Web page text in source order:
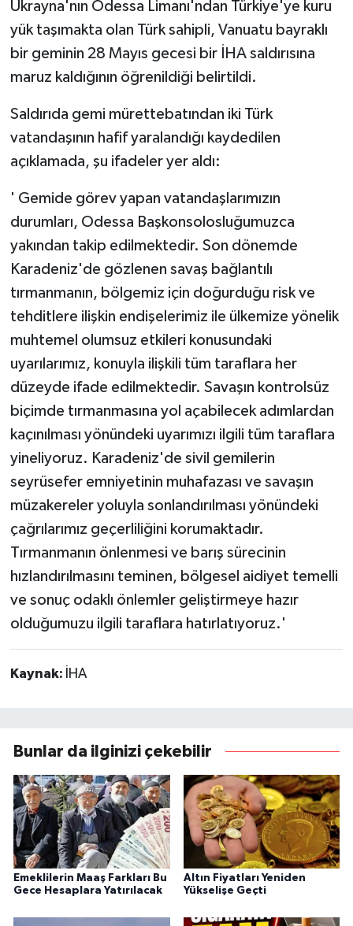
Ukrayna'nın Odessa Limanı'ndan Türkiye'ye kuru
yük taşımakta olan Türk sahipli, Vanuatu bayraklı
bir geminin 28 Mayıs gecesi bir İHA saldırısına
maruz kaldığının öğrenildiği belirtildi.
Saldırıda gemi mürettebatından iki Türk
vatandaşının hafif yaralandığı kaydedilen
açıklamada, şu ifadeler yer aldı:
' Gemide görev yapan vatandaşlarımızın
durumları, Odessa Başkonsolosluğumuzca
yakından takip edilmektedir. Son dönemde
Karadeniz'de gözlenen savaş bağlantılı
tırmanmanın, bölgemiz için doğurduğu risk ve
tehditlere ilişkin endişelerimiz ile ülkemize yönelik
muhtemel olumsuz etkileri konusundaki
uyarılarımız, konuyla ilişkili tüm taraflara her
düzeyde ifade edilmektedir. Savaşın kontrolsüz
biçimde tırmanmasına yol açabilecek adımlardan
kaçınılması yönündeki uyarımızı ilgili tüm taraflara
yineliyoruz. Karadeniz'de sivil gemilerin
seyrüsefer emniyetinin muhafazası ve savaşın
müzakereler yoluyla sonlandırılması yönündeki
çağrılarımız geçerliliğini korumaktadır.
Tırmanmanın önlenmesi ve barış sürecinin
hızlandırılmasını teminen, bölgesel aidiyet temelli
ve sonuç odaklı önlemler geliştirmeye hazır
olduğumuzu ilgili taraflara hatırlatıyoruz.'
Kaynak: İHA
Bunlar da ilginizi çekebilir
Emeklilerin Maaş Farkları Bu
Gece Hesaplara Yatırılacak
Altın Fiyatları Yeniden
Yükselişe Geçti